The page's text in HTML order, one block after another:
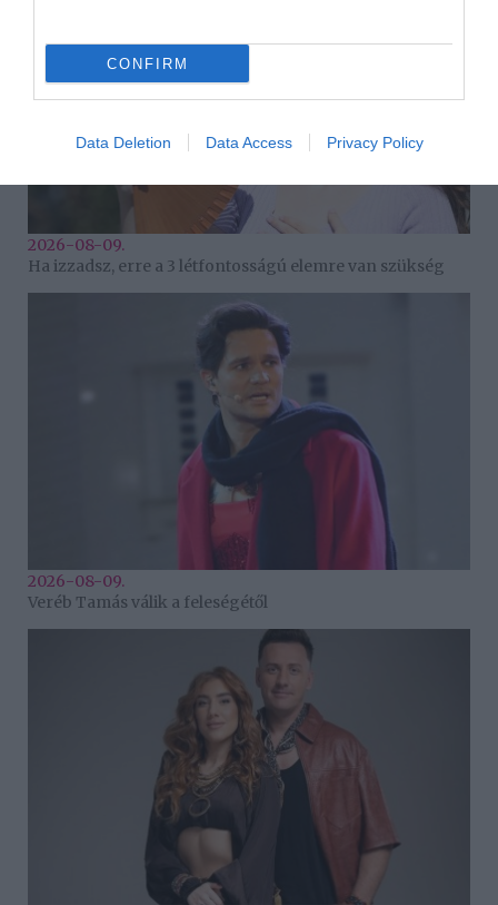
CONFIRM
Data Deletion Data Access Privacy Policy
2026-08-09.
Ha izzadsz, erre a 3 létfontosságú elemre van szükség
2026-08-09.
Veréb Tamás válik a feleségétől